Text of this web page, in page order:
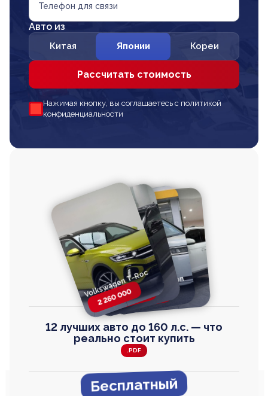
Телефон для связи
Авто из
Китая Японии Кореи
Рассчитать стоимость
Нажимая кнопку, вы соглашаетесь с политикой
конфиденциальности
Volkswagen T-Roc
2 260 000
Toyota Harrier
2 820 000
Honda Step Wagon
2 820 000
Volkswagen
TAYRON
2 670 000
12 лучших авто до 160 л.с. — что
реально стоит купить
.PDF
Бесплатный